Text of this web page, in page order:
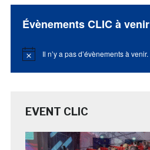
Évènements CLIC à venir
Notice Il n’y a pas d’évènements à venir.
EVENT CLIC